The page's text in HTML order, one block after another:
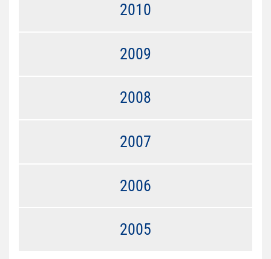
2010
2009
2008
2007
2006
2005